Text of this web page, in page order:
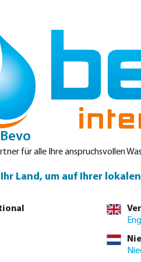
für alle Ihre anspruchsvollen
Ihr Land, um auf Ihrer